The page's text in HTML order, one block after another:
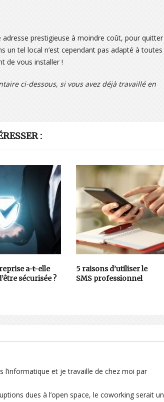
prestigieuse à moindre coût, pour quitter
un tel local n’est cependant pas adapté à toutes
de vous installer !
ci-dessous, si vous avez déjà travaillé en
:
a-t-elle
sécurisée ?
5 raisons d’utiliser le
SMS professionnel
l’informatique et je travaille de chez moi par
dues à l’open space, le coworking serait un